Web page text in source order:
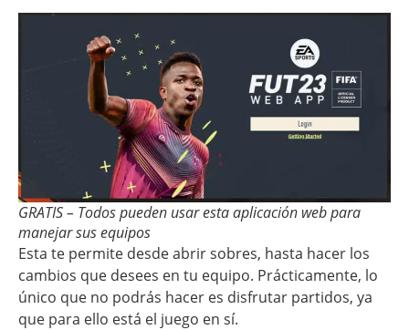
GRATIS – Todos pueden usar esta aplicación web para
manejar sus equipos
Esta te permite desde abrir sobres, hasta hacer los
cambios que desees en tu equipo. Prácticamente, lo
único que no podrás hacer es disfrutar partidos, ya
que para ello está el juego en sí.